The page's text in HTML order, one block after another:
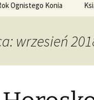
Ognistego Konia
wrzesień